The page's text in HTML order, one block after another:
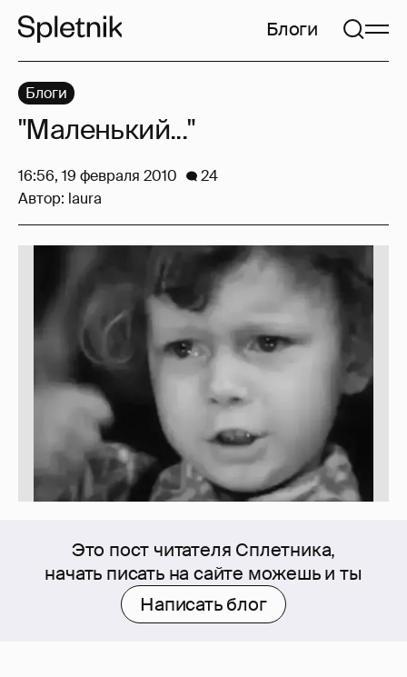
Блоги
Это пост читателя Сплетника,
начать писать на сайте можешь и ты
Написать блог
Блоги
"Маленький..."
16:56, 19 февраля 2010
24
Автор: laura